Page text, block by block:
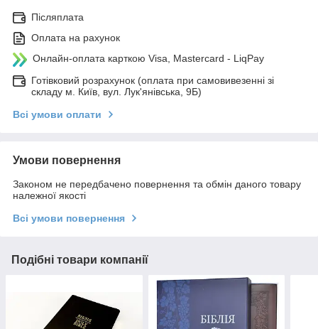
Післяплата
Оплата на рахунок
Онлайн-оплата карткою Visa, Mastercard - LiqPay
Готівковий розрахунок (оплата при самовивезенні зі
складу м. Київ, вул. Лук'янівська, 9Б)
Всі умови оплати
Умови повернення
Законом не передбачено повернення та обмін даного товару
належної якості
Всі умови повернення
Подібні товари компанії